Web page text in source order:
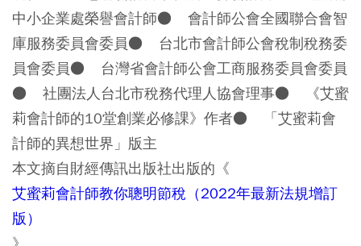
中小企業處榮譽會計師● 會計師公會全國聯合會智
庫服務委員會委員● 台北市會計師公會稅制稅務委
員會委員● 台灣省會計師公會工商服務委員會委員
● 社團法人台北市稅務代理人協會理事● 《艾蜜
莉會計師的10堂創業必修課》作者● 「艾蜜莉會
計師的異想世界」版主
本文摘自財經傳訊出版社出版的《
艾蜜莉會計師教你聰明節稅（2022年最新法規增訂
版）